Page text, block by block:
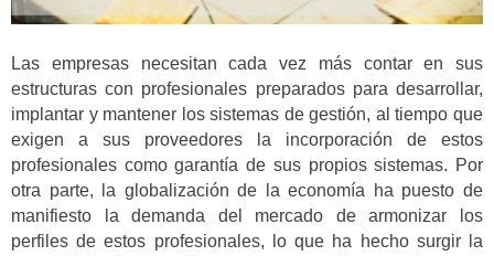
Las empresas necesitan cada vez más contar en sus
estructuras con profesionales preparados para desarrollar,
implantar y mantener los sistemas de gestión, al tiempo que
exigen a sus proveedores la incorporación de estos
profesionales como garantía de sus propios sistemas. Por
otra parte, la globalización de la economía ha puesto de
manifiesto la demanda del mercado de armonizar los
perfiles de estos profesionales, lo que ha hecho surgir la